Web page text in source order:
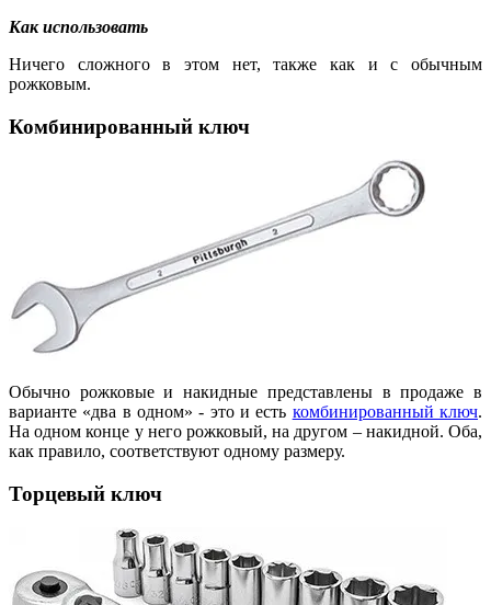
Как использовать
Ничего сложного в этом нет, также как и с обычным
рожковым.
Комбинированный ключ
Обычно рожковые и накидные представлены в продаже в
варианте «два в одном» - это и есть комбинированный ключ.
На одном конце у него рожковый, на другом – накидной. Оба,
как правило, соответствуют одному размеру.
Торцевый ключ